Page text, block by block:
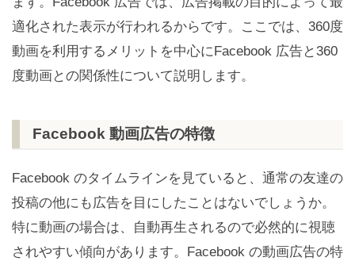
適化された表示が行われるからです。ここでは、360度
動画を利用するメリットを中心にFacebook 広告と360
度動画との関係性について説明します。
Facebook 動画広告の特徴
Facebook のタイムラインを見ていると、通常の友達の
投稿の他にも広告を目にしたことはないでしょうか。
特に動画の場合は、自動再生されるので必然的に視聴
されやすい傾向があります。Facebook の動画広告の特